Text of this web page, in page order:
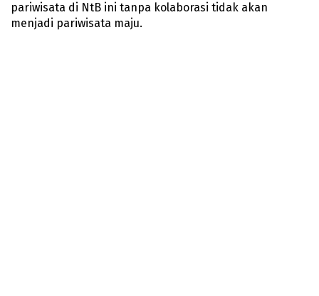
pariwisata di NtB ini tanpa kolaborasi tidak akan
menjadi pariwisata maju.